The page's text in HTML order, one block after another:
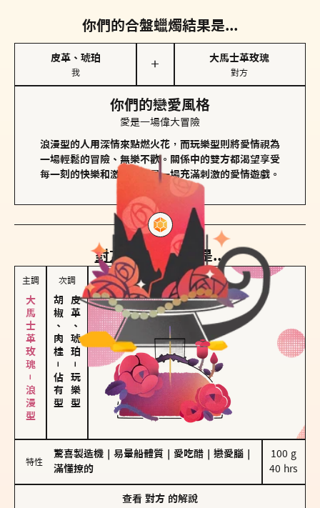
你們的合盤蠟燭結果是...
皮革、琥珀
我
＋
大馬士革玫瑰
對方
你們的戀愛風格
愛是一場偉大冒險
浪漫型的人用深情來點燃火花，而玩樂型則將愛情視為
一場輕鬆的冒險、無樂不歡。關係中的雙方都渴望享受
每一刻的快樂和激動，像是一場充滿刺激的愛情遊戲。
對方的主調蠟燭是...
主調
大馬士革玫瑰－浪漫型
次調
胡椒、肉桂
－
佔有型
皮革、琥珀
－
玩樂型
特性
驚喜製造機 易暈船體質 愛吃醋 戀愛腦
滿懂撩的
100 g
40 hrs
查看 對方 的解說